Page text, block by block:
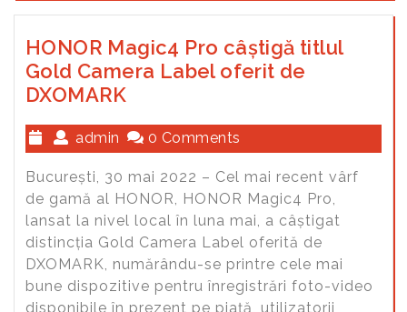
HONOR Magic4 Pro câștigă titlul
Gold Camera Label oferit de
DXOMARK
admin 0 Comments
București, 30 mai 2022 – Cel mai recent vârf
de gamă al HONOR, HONOR Magic4 Pro,
lansat la nivel local în luna mai, a câștigat
distincția Gold Camera Label oferită de
DXOMARK, numărându-se printre cele mai
bune dispozitive pentru înregistrări foto-video
disponibile în prezent pe piață, utilizatorii